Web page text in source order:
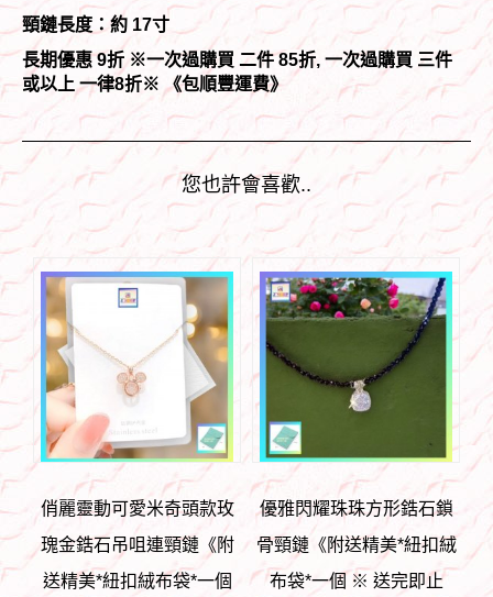
頸鏈長度：約 17寸
長期優惠 9折 ※一次過購買 二件 85折, 一次過購買 三件
或以上 一律8折※ 《包順豐運費》
您也許會喜歡..
俏麗靈動可愛米奇頭款玫
瑰金鋯石吊咀連頸鏈《附
送精美*紐扣絨布袋*一個
優雅閃耀珠珠方形鋯石鎖
骨頸鏈《附送精美*紐扣絨
布袋*一個 ※ 送完即止